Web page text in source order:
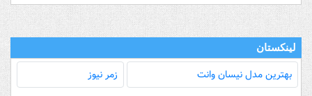
لینکستان
بهترین مدل‌ نیسان وانت زمر نیوز